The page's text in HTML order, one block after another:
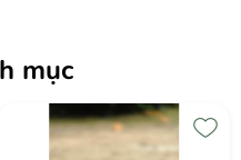
mục